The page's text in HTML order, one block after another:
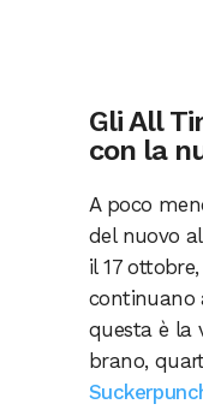
Gli All
con la
A poco
del nuovo
il 17
continuano
questa è la
brano,